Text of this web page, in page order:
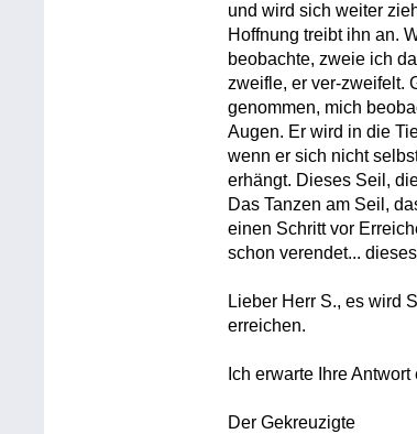
und wird sich weiter
Hoffnung treibt ihn an.
beobachte, zweie ich
zweifle, er ver-zweifelt.
genommen, mich
Augen. Er wird in die
wenn er sich nicht
erhängt. Dieses Seil,
Das Tanzen am Seil,
einen Schritt vor
schon verendet...
Lieber Herr S., es wird
erreichen.
Ich erwarte Ihre
Der Gekreuzigte